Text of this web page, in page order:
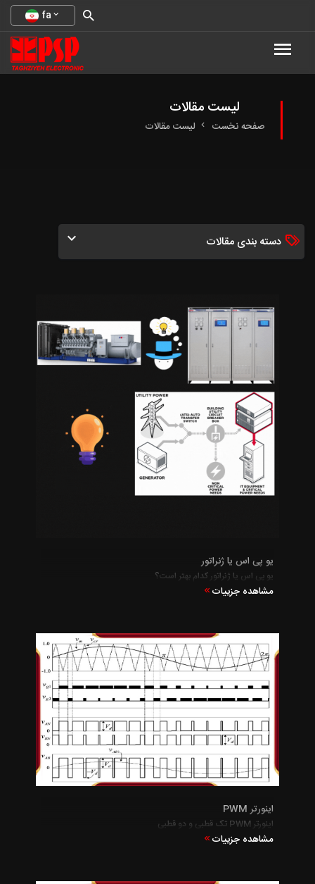
fa
لیست مقالات
صفحه نخست لیست مقالات
دسته بندی مقالات
یو پی اس یا ژنراتور
یو پی اس یا ژنراتور کدام بهتر است؟
مشاهده جزییات
اینورتر PWM
اینورتر PWM تک قطبی و دو قطبی
مشاهده جزییات